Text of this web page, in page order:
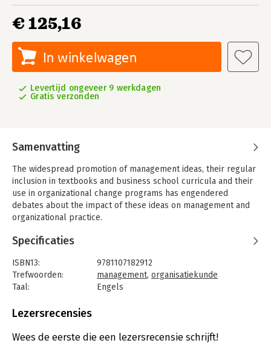
€ 125,16
In winkelwagen
Levertijd ongeveer 9 werkdagen
Gratis verzonden
Samenvatting
The widespread promotion of management ideas, their regular
inclusion in textbooks and business school curricula and their
use in organizational change programs has engendered
debates about the impact of these ideas on management and
organizational practice.
Based on analyses of managerial audience members' activities
and related meaning-making prior to, during and after guru
events with leading management thinkers, this book sheds new
light on how management practitioners come to use
management ideas in the different relevant contexts of their
The authors argue that a broader, more differentiated and
more dynamic view of managerial audiences is essential in
understanding the impact of management ideas as well as the
Specificaties
ISBN13:
9781107182912
Trefwoorden:
management, organisatiekunde
Taal:
Engels
Aantal pagina's:
Verschijningsdatum:
10-6-2021
Lezersrecensies
Wees de eerste die een lezersrecensie schrijft!